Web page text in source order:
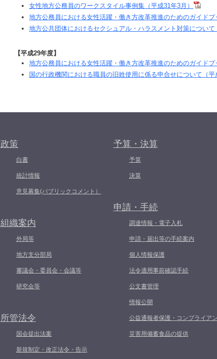
女性地方公務員のワークスタイル事例集（平成31年3月）
地方公務員における女性活躍・働き方改革推進のためのガイドブ
地方公共団体におけるセクシュアル・ハラスメント対策について
【平成29年度】
地方公務員における女性活躍・働き方改革推進のためのガイドブ
国の行政機関における職員の旧姓使用に係る申合せについて（平
政策
白書
統計情報
意見募集(パブリックコメント）
組織案内
外局等
地方支分部局
審議会・委員会・会議等
研究会等
所管法令
国会提出法案
新規制定・改正法令・告示
予算・決算
予算
決算
申請・手続
調達情報・電子入札
申請・届出等の手続案内
個人情報保護
法令適用事前確認手続
公文書管理
情報公開
公益通報者保護・コンプライア
災害用備蓄食品の提供